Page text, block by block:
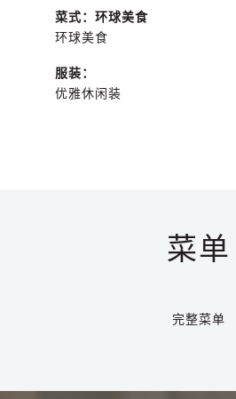
菜式：环球美食
环球美食
服装：
优雅休闲装
菜单
完整菜单